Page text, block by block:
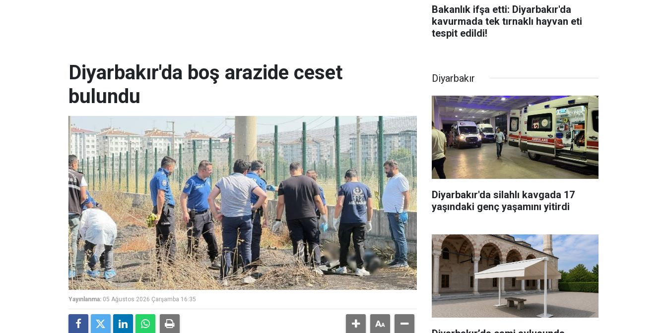
Bakanlık ifşa etti: Diyarbakır'da
kavurmada tek tırnaklı hayvan eti
tespit edildi!
Diyarbakır'da boş arazide ceset
bulundu
Yayınlanma: 05 Ağustos 2026 Çarşamba 16:35
Diyarbakır
Diyarbakır'da silahlı kavgada 17
yaşındaki genç yaşamını yitirdi